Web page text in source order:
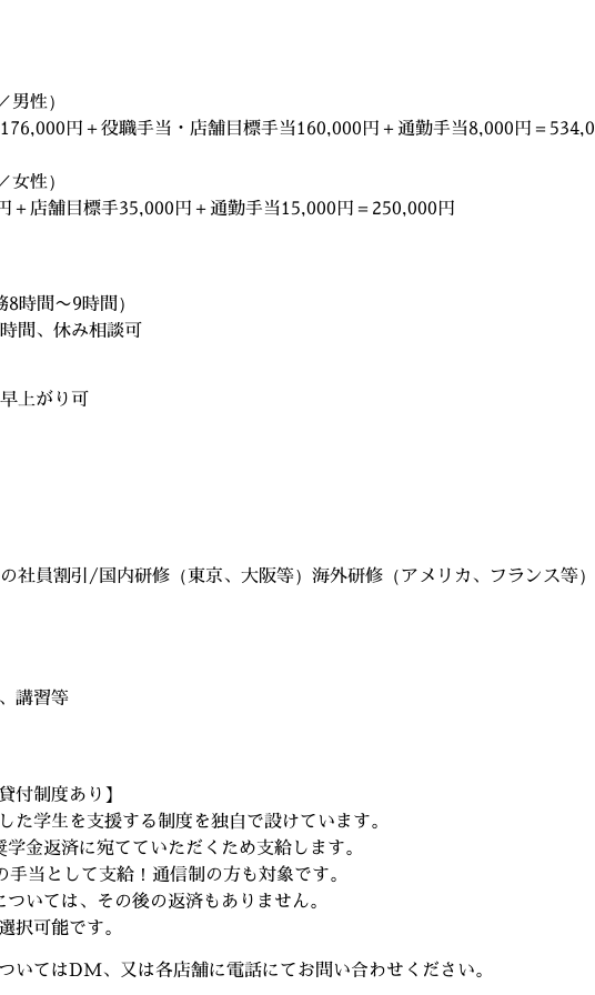
性）
円＋役職手当・店舗目標手当160,000円＋通勤手当8,000円＝
性）
＋店舗目標手35,000円＋通勤手当15,000円＝250,000円
時間〜9時間）
間、休み相談可
上がり可
社員割引/国内研修（東京、大阪等）海外研修（アメリカ、フランス等
講習等
付制度あり】
た学生を支援する制度を独自で設けています。
金返済に宛てていただくため支給します。
当として支給！通信制の方も対象です。
いては、その後の返済もありません。
可能です。
いてはDM、又は各店舗に電話にてお問い合わせください。